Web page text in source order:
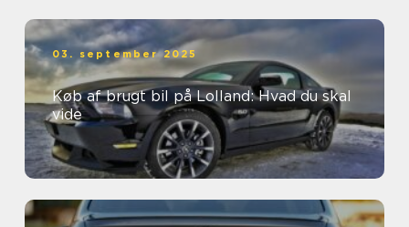
03. september 2025
Køb af brugt bil på Lolland: Hvad du skal
vide